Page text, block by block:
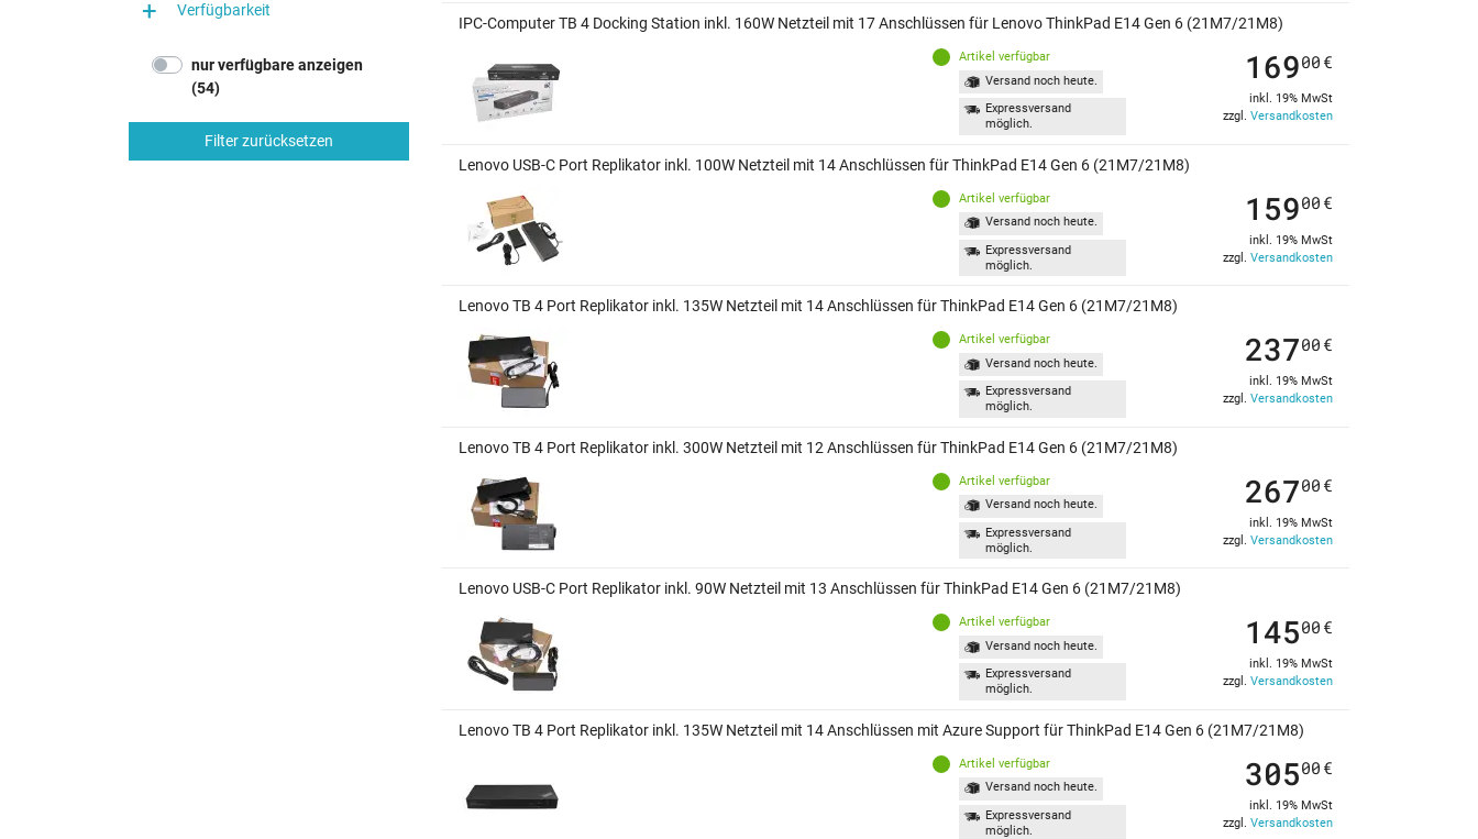
Verfügbarkeit
nur verfügbare anzeigen
(54)
Filter zurücksetzen
IPC-Computer TB 4 Docking Station inkl. 160W Netzteil mit 17 Anschlüssen für Lenovo ThinkPad E14 Gen 6 (21M7/21M8)
Artikel verfügbar
Versand noch heute.
Expressversand
möglich.
16900 €
inkl. 19% MwSt
zzgl. Versandkosten
Lenovo USB-C Port Replikator inkl. 100W Netzteil mit 14 Anschlüssen für ThinkPad E14 Gen 6 (21M7/21M8)
Artikel verfügbar
Versand noch heute.
Expressversand
möglich.
15900 €
inkl. 19% MwSt
zzgl. Versandkosten
Lenovo TB 4 Port Replikator inkl. 135W Netzteil mit 14 Anschlüssen für ThinkPad E14 Gen 6 (21M7/21M8)
Artikel verfügbar
Versand noch heute.
Expressversand
möglich.
23700 €
inkl. 19% MwSt
zzgl. Versandkosten
Lenovo TB 4 Port Replikator inkl. 300W Netzteil mit 12 Anschlüssen für ThinkPad E14 Gen 6 (21M7/21M8)
Artikel verfügbar
Versand noch heute.
Expressversand
möglich.
26700 €
inkl. 19% MwSt
zzgl. Versandkosten
Lenovo USB-C Port Replikator inkl. 90W Netzteil mit 13 Anschlüssen für ThinkPad E14 Gen 6 (21M7/21M8)
Artikel verfügbar
Versand noch heute.
Expressversand
möglich.
14500 €
inkl. 19% MwSt
zzgl. Versandkosten
Lenovo TB 4 Port Replikator inkl. 135W Netzteil mit 14 Anschlüssen mit Azure Support für ThinkPad E14 Gen 6 (21M7/21M8)
Artikel verfügbar
Versand noch heute.
Expressversand
möglich.
30500 €
inkl. 19% MwSt
zzgl. Versandkosten